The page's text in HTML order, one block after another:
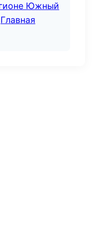
Южный
Главная